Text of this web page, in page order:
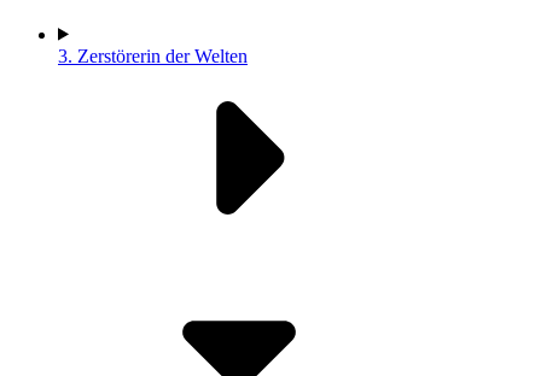
3. Zerstörerin der Welten